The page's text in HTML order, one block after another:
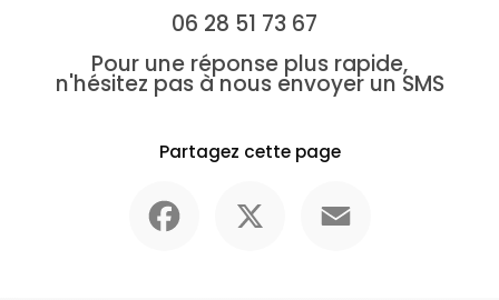
06 28 51 73 67
Pour une réponse plus rapide,
n'hésitez pas à nous envoyer un SMS
Partagez cette page